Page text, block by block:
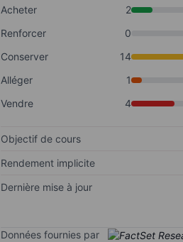
Acheter
2
Renforcer
0
Conserver
14
Alléger
1
Vendre
4
Objectif de cours
Rendement implicite
Dernière mise à jour
Données fournies par